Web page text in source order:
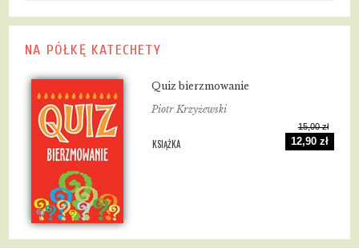
NA PÓŁKĘ KATECHETY
Quiz bierzmowanie
Piotr Krzyżewski
KSIĄŻKA
15,00 zł
12,90 zł